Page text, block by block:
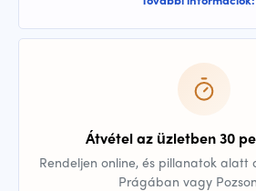
Átvétel az üzletben 30
Rendeljen online, és pillanatok
Prágában vagy